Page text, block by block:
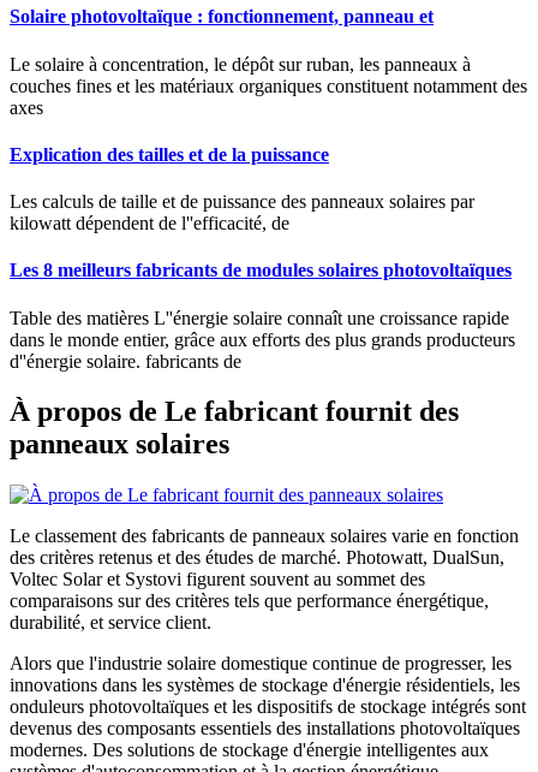
Solaire photovoltaïque : fonctionnement, panneau et
Le solaire à concentration, le dépôt sur ruban, les panneaux à
couches fines et les matériaux organiques constituent notamment des
axes
Explication des tailles et de la puissance
Les calculs de taille et de puissance des panneaux solaires par
kilowatt dépendent de l''efficacité, de
Les 8 meilleurs fabricants de modules solaires photovoltaïques
Table des matières L''énergie solaire connaît une croissance rapide
dans le monde entier, grâce aux efforts des plus grands producteurs
d''énergie solaire. fabricants de
À propos de Le fabricant fournit des
panneaux solaires
Le classement des fabricants de panneaux solaires varie en fonction
des critères retenus et des études de marché. Photowatt, DualSun,
Voltec Solar et Systovi figurent souvent au sommet des
comparaisons sur des critères tels que performance énergétique,
durabilité, et service client.
Alors que l'industrie solaire domestique continue de progresser, les
innovations dans les systèmes de stockage d'énergie résidentiels, les
onduleurs photovoltaïques et les dispositifs de stockage intégrés sont
devenus des composants essentiels des installations photovoltaïques
modernes. Des solutions de stockage d'énergie intelligentes aux